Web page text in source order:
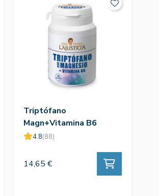
Triptófano
Magn+Vitamina B6
60comp - Ana Mª
4.8(88)
14,65 €